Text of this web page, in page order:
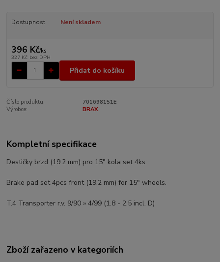
Dostupnost Není skladem
396 Kč/ks
327 Kč bez DPH
Přidat do košíku
Číslo produktu:
701698151E
Výrobce:
BRAX
Kompletní specifikace
Destičky brzd (19.2 mm) pro 15" kola set 4ks.
Brake pad set 4pcs front (19.2 mm) for 15" wheels.
T.4 Transporter r.v. 9/90 » 4/99 (1.8 - 2.5 incl. D)
Zboží zařazeno v kategoriích